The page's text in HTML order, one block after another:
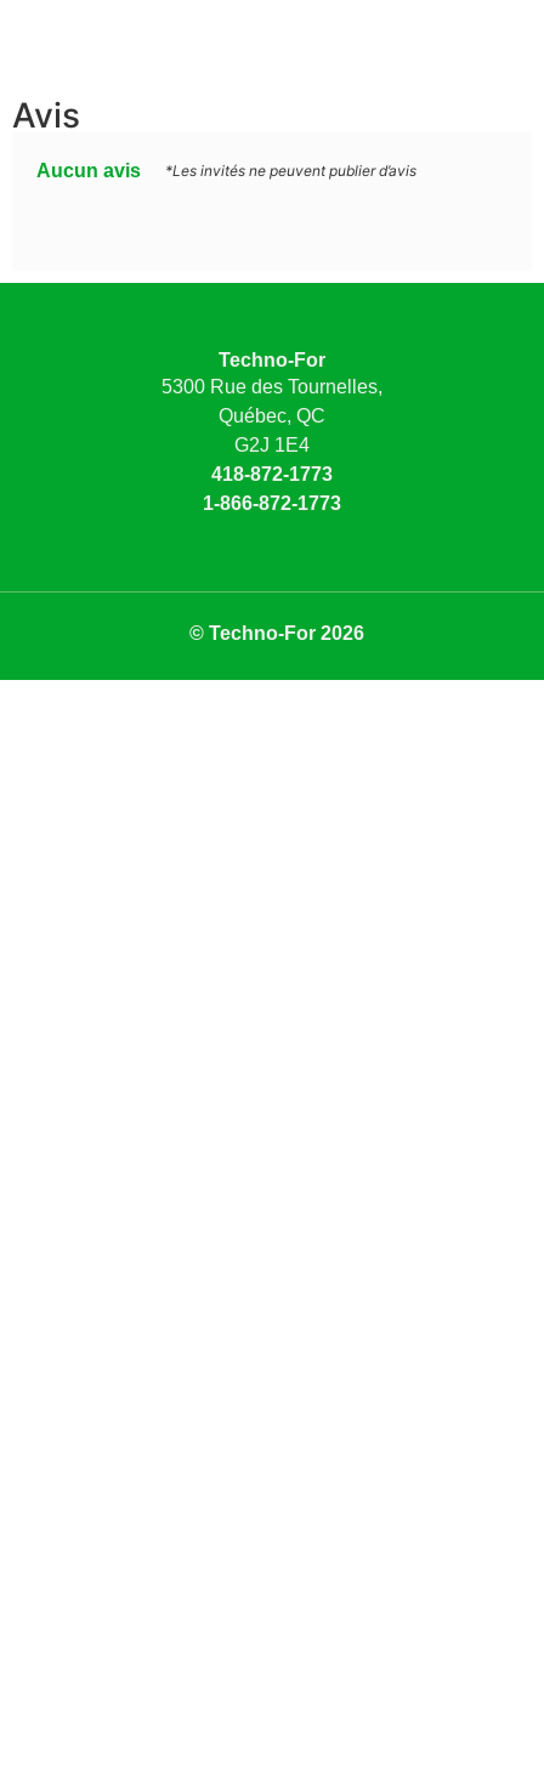
Avis
Aucun avis *Les invités ne peuvent publier d’avis
Techno-For
5300 Rue des Tournelles,
Québec, QC
G2J 1E4
418-872-1773
1-866-872-1773
© Techno-For 2026